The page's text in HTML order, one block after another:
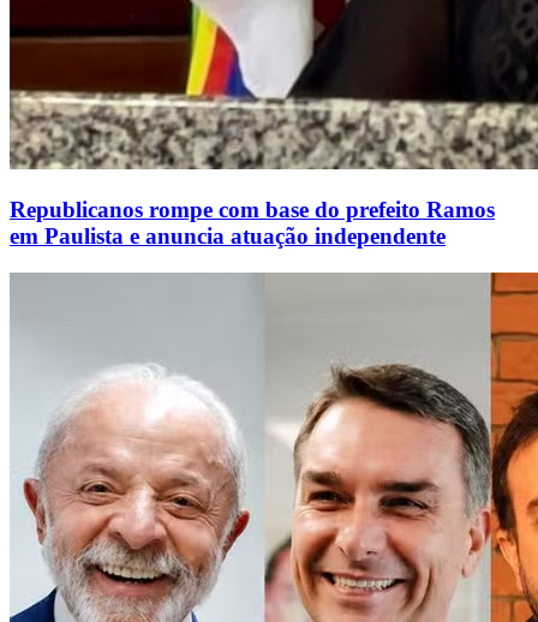
Republicanos rompe com base do prefeito Ramos
em Paulista e anuncia atuação independente